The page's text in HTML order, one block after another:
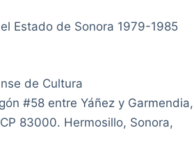
Estado de Sonora 1979-1985
de Cultura
#58 entre Yáñez y Garmendia,
83000. Hermosillo, Sonora,